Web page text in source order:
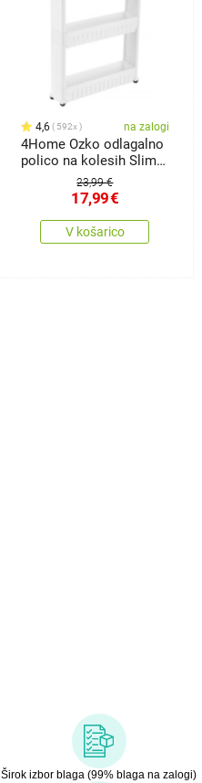
4,6 592x na zalogi
4Home Ozko odlagalno
polico na kolesih Slim
23,99 €
17,99€
V košarico
Širok izbor blaga (99% blaga na zalogi)